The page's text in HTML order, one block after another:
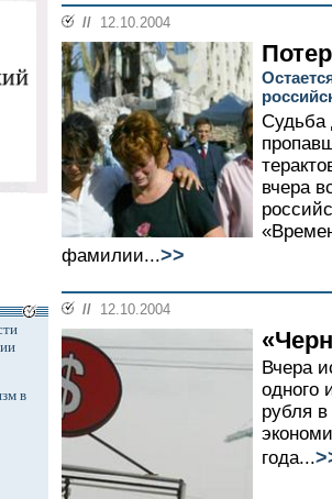
в
// 12.10.2004
Судьба
вчера
фамилии...>>
// 12.10.2004
Вчера
одного
рубля
года...